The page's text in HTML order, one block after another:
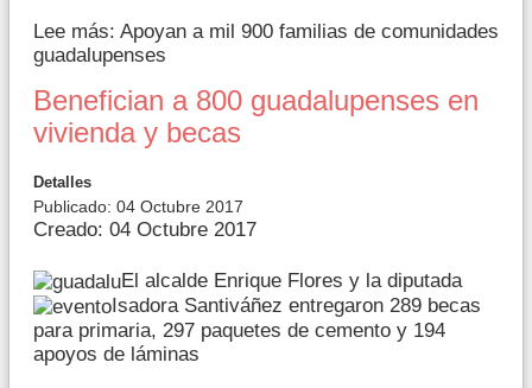
Lee más: Apoyan a mil 900 familias de comunidades
guadalupenses
Benefician a 800 guadalupenses en
vivienda y becas
Detalles
Publicado: 04 Octubre 2017
Creado: 04 Octubre 2017
El alcalde Enrique Flores y la diputada
Isadora Santiváñez entregaron 289 becas
para primaria, 297 paquetes de cemento y 194
apoyos de láminas